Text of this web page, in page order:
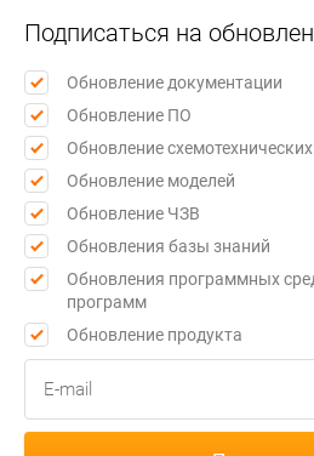
Подписаться на
Обновление документации
Обновление ПО
Обновление
Обновление моделей
Обновление ЧЗВ
Обновления базы знаний
Обновления программных
программ
Обновление продукта